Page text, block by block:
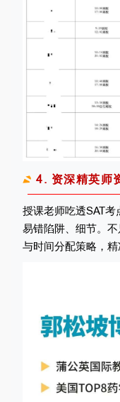
4. 资深精英师
授课老师吃透SAT
易错陷阱、细节。
与时间分配策略，精